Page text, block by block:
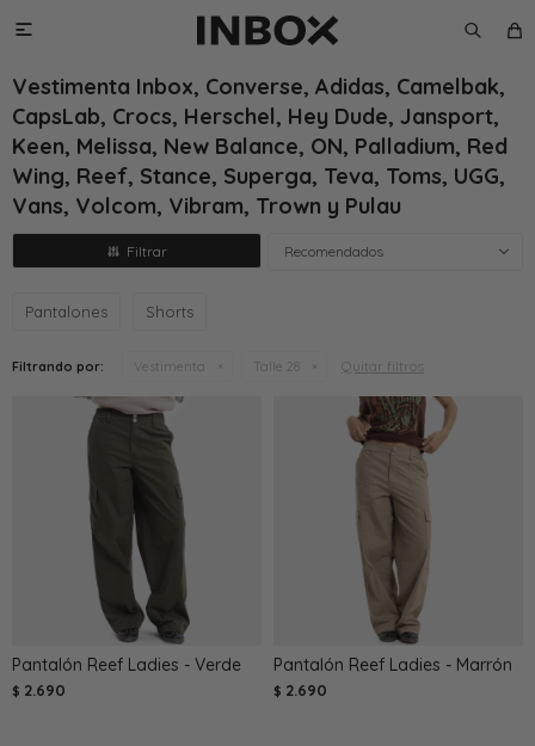

Vestimenta Inbox, Converse, Adidas, Camelbak,
CapsLab, Crocs, Herschel, Hey Dude, Jansport,
Keen, Melissa, New Balance, ON, Palladium, Red
Wing, Reef, Stance, Superga, Teva, Toms, UGG,
Vans, Volcom, Vibram, Trown y Pulau
Recomendados
Pantalones Shorts
Filtrando por: Vestimenta Talle 28 Quitar filtros
Pantalón Reef Ladies - Verde
$ 2.690
Pantalón Reef Ladies - Marrón
$ 2.690